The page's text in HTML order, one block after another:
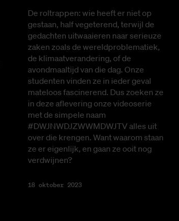
De roltrappen: wie heeft er niet op
gestaan, half vegeterend, terwijl de
gedachten uitwaaieren naar serieuze
zaken zoals de wereldproblematiek,
de klimaatverandering, of de
avondmaaltijd van die dag. Onze
studenten vinden ze in ieder geval
mateloos fascinerend. Dus zoeken ze
in deze aflevering onze videoserie
met de simpele naam
#DWJNWDJZWWMDWJTV alles uit
over die krengen. Want waarom staan
ze er eigenlijk, en gaan ze ooit nog
verdwijnen?
18 oktober 2023